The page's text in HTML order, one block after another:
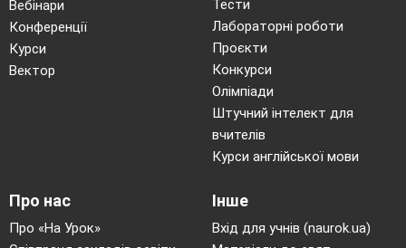
Вебінари
Конференції
Курси
Вектор
Тести
Лабораторні роботи
Проєкти
Конкурси
Олімпіади
Штучний інтелект для
вчителів
Курси англійської мови
Про нас
Про «На Урок»
Інше
Вхід для учнів (naurok.ua)